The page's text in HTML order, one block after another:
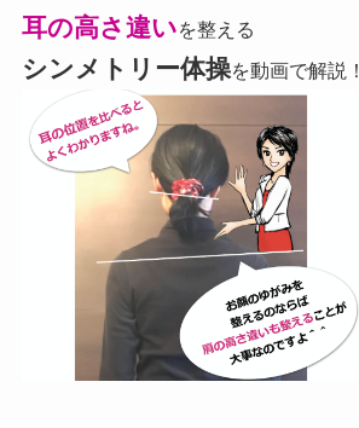
耳の高さ違いを整える
シンメトリー体操を動画で解説！